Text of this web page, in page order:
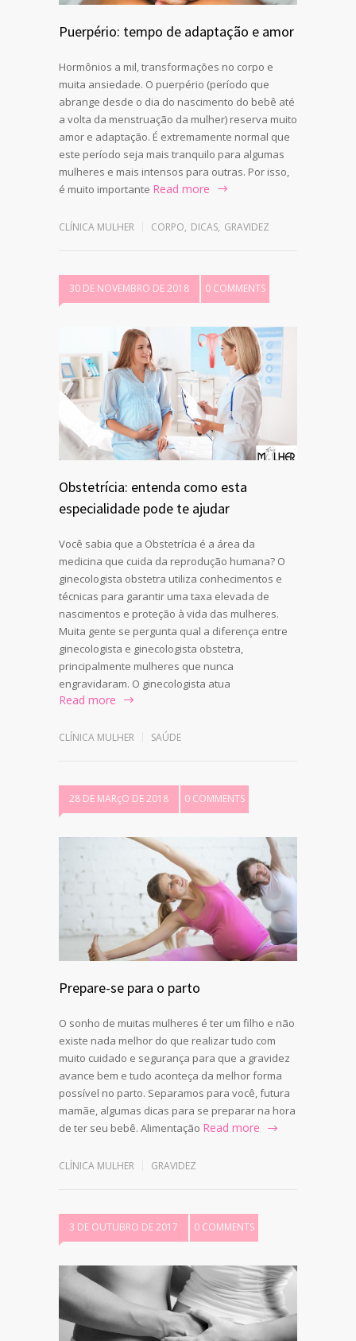
Puerpério: tempo de adaptação e amor
Hormônios a mil, transformações no corpo e
muita ansiedade. O puerpério (período que
abrange desde o dia do nascimento do bebê até
a volta da menstruação da mulher) reserva muito
amor e adaptação. É extremamente normal que
este período seja mais tranquilo para algumas
mulheres e mais intensos para outras. Por isso,
é muito importante Read more
CLÍNICA MULHER CORPO, DICAS, GRAVIDEZ
30 DE NOVEMBRO DE 2018 0 COMMENTS
Obstetrícia: entenda como esta
especialidade pode te ajudar
Você sabia que a Obstetrícia é a área da
medicina que cuida da reprodução humana? O
ginecologista obstetra utiliza conhecimentos e
técnicas para garantir uma taxa elevada de
nascimentos e proteção à vida das mulheres.
Muita gente se pergunta qual a diferença entre
ginecologista e ginecologista obstetra,
principalmente mulheres que nunca
engravidaram. O ginecologista atua
Read more
CLÍNICA MULHER SAÚDE
28 DE MARçO DE 2018 0 COMMENTS
Prepare-se para o parto
O sonho de muitas mulheres é ter um filho e não
existe nada melhor do que realizar tudo com
muito cuidado e segurança para que a gravidez
avance bem e tudo aconteça da melhor forma
possível no parto. Separamos para você, futura
mamãe, algumas dicas para se preparar na hora
de ter seu bebê. Alimentação Read more
CLÍNICA MULHER GRAVIDEZ
3 DE OUTUBRO DE 2017 0 COMMENTS